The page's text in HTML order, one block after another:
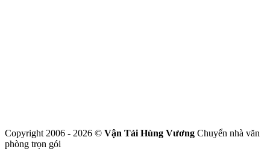
Copyright 2006 - 2026 © Vận Tải Hùng Vương Chuyển nhà văn
phòng trọn gói